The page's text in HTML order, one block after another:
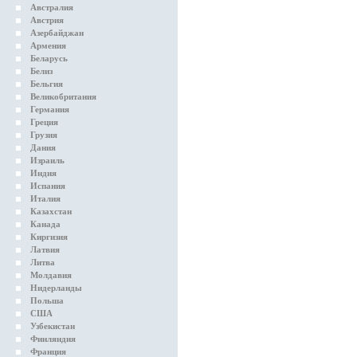
Австралия
Австрия
Азербайджан
Армения
Беларусь
Белиз
Бельгия
Великобритания
Германия
Греция
Грузия
Дания
Израиль
Индия
Испания
Италия
Казахстан
Канада
Киргизия
Латвия
Литва
Молдавия
Нидерланды
Польша
США
Узбекистан
Финляндия
Франция